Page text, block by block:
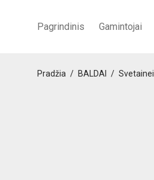
Pagrindinis Gamintojai
Pradžia / BALDAI / Svetainei